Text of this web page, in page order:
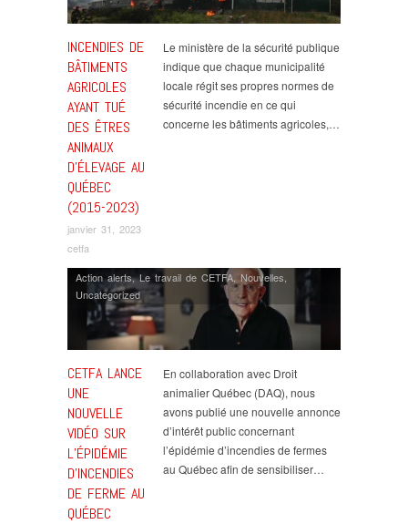
INCENDIES DE
BÂTIMENTS
AGRICOLES
AYANT TUÉ
DES ÊTRES
ANIMAUX
D’ÉLEVAGE AU
QUÉBEC
(2015-2023)
janvier 31, 2023
cetfa
Le ministère de la sécurité publique
indique que chaque municipalité
locale régit ses propres normes de
sécurité incendie en ce qui
concerne les bâtiments agricoles,…
CETFA LANCE
UNE
NOUVELLE
VIDÉO SUR
L’ÉPIDÉMIE
D’INCENDIES
DE FERME AU
QUÉBEC
Action alerts,Le travail de CETFA, Nouvelles,
Uncategorized
En collaboration avec Droit
animalier Québec (DAQ), nous
avons publié une nouvelle annonce
d’intérêt public concernant
l’épidémie d’incendies de fermes
au Québec afin de sensibiliser…